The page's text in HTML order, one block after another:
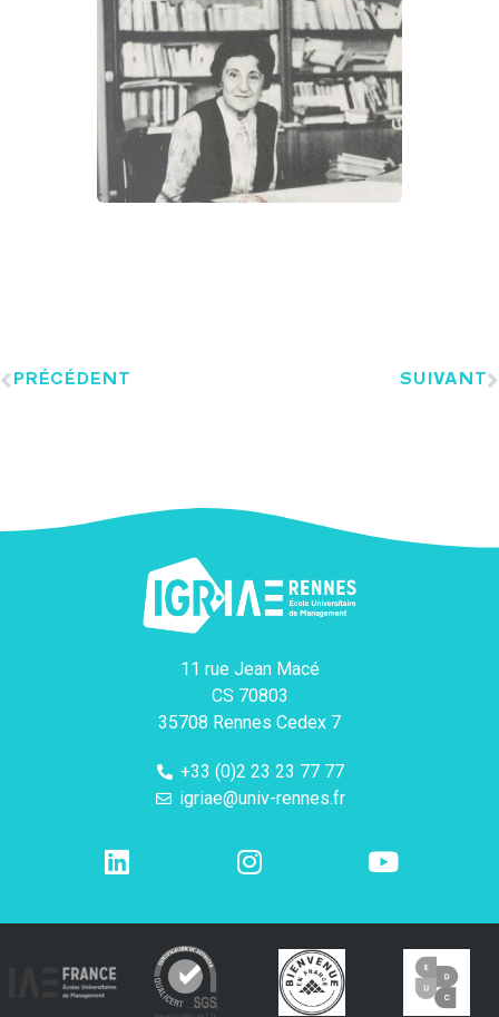
PRÉCÉDENT SUIVANT
11 rue Jean Macé
CS 70803
35708 Rennes Cedex 7
+33 (0)2 23 23 77 77
igriae@univ-rennes.fr